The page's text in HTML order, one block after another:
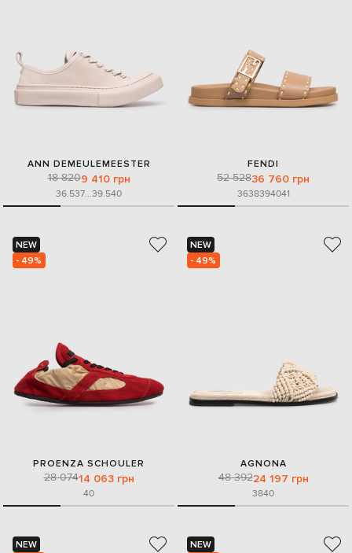
ANN DEMEULEMEESTER
18 8209 410 грн
36.537...39.540
FENDI
52 52836 760 грн
3638394041
NEW
- 49%
PROENZA SCHOULER
28 07414 063 грн
40
NEW
- 49%
AGNONA
48 39224 197 грн
3840
NEW
NEW